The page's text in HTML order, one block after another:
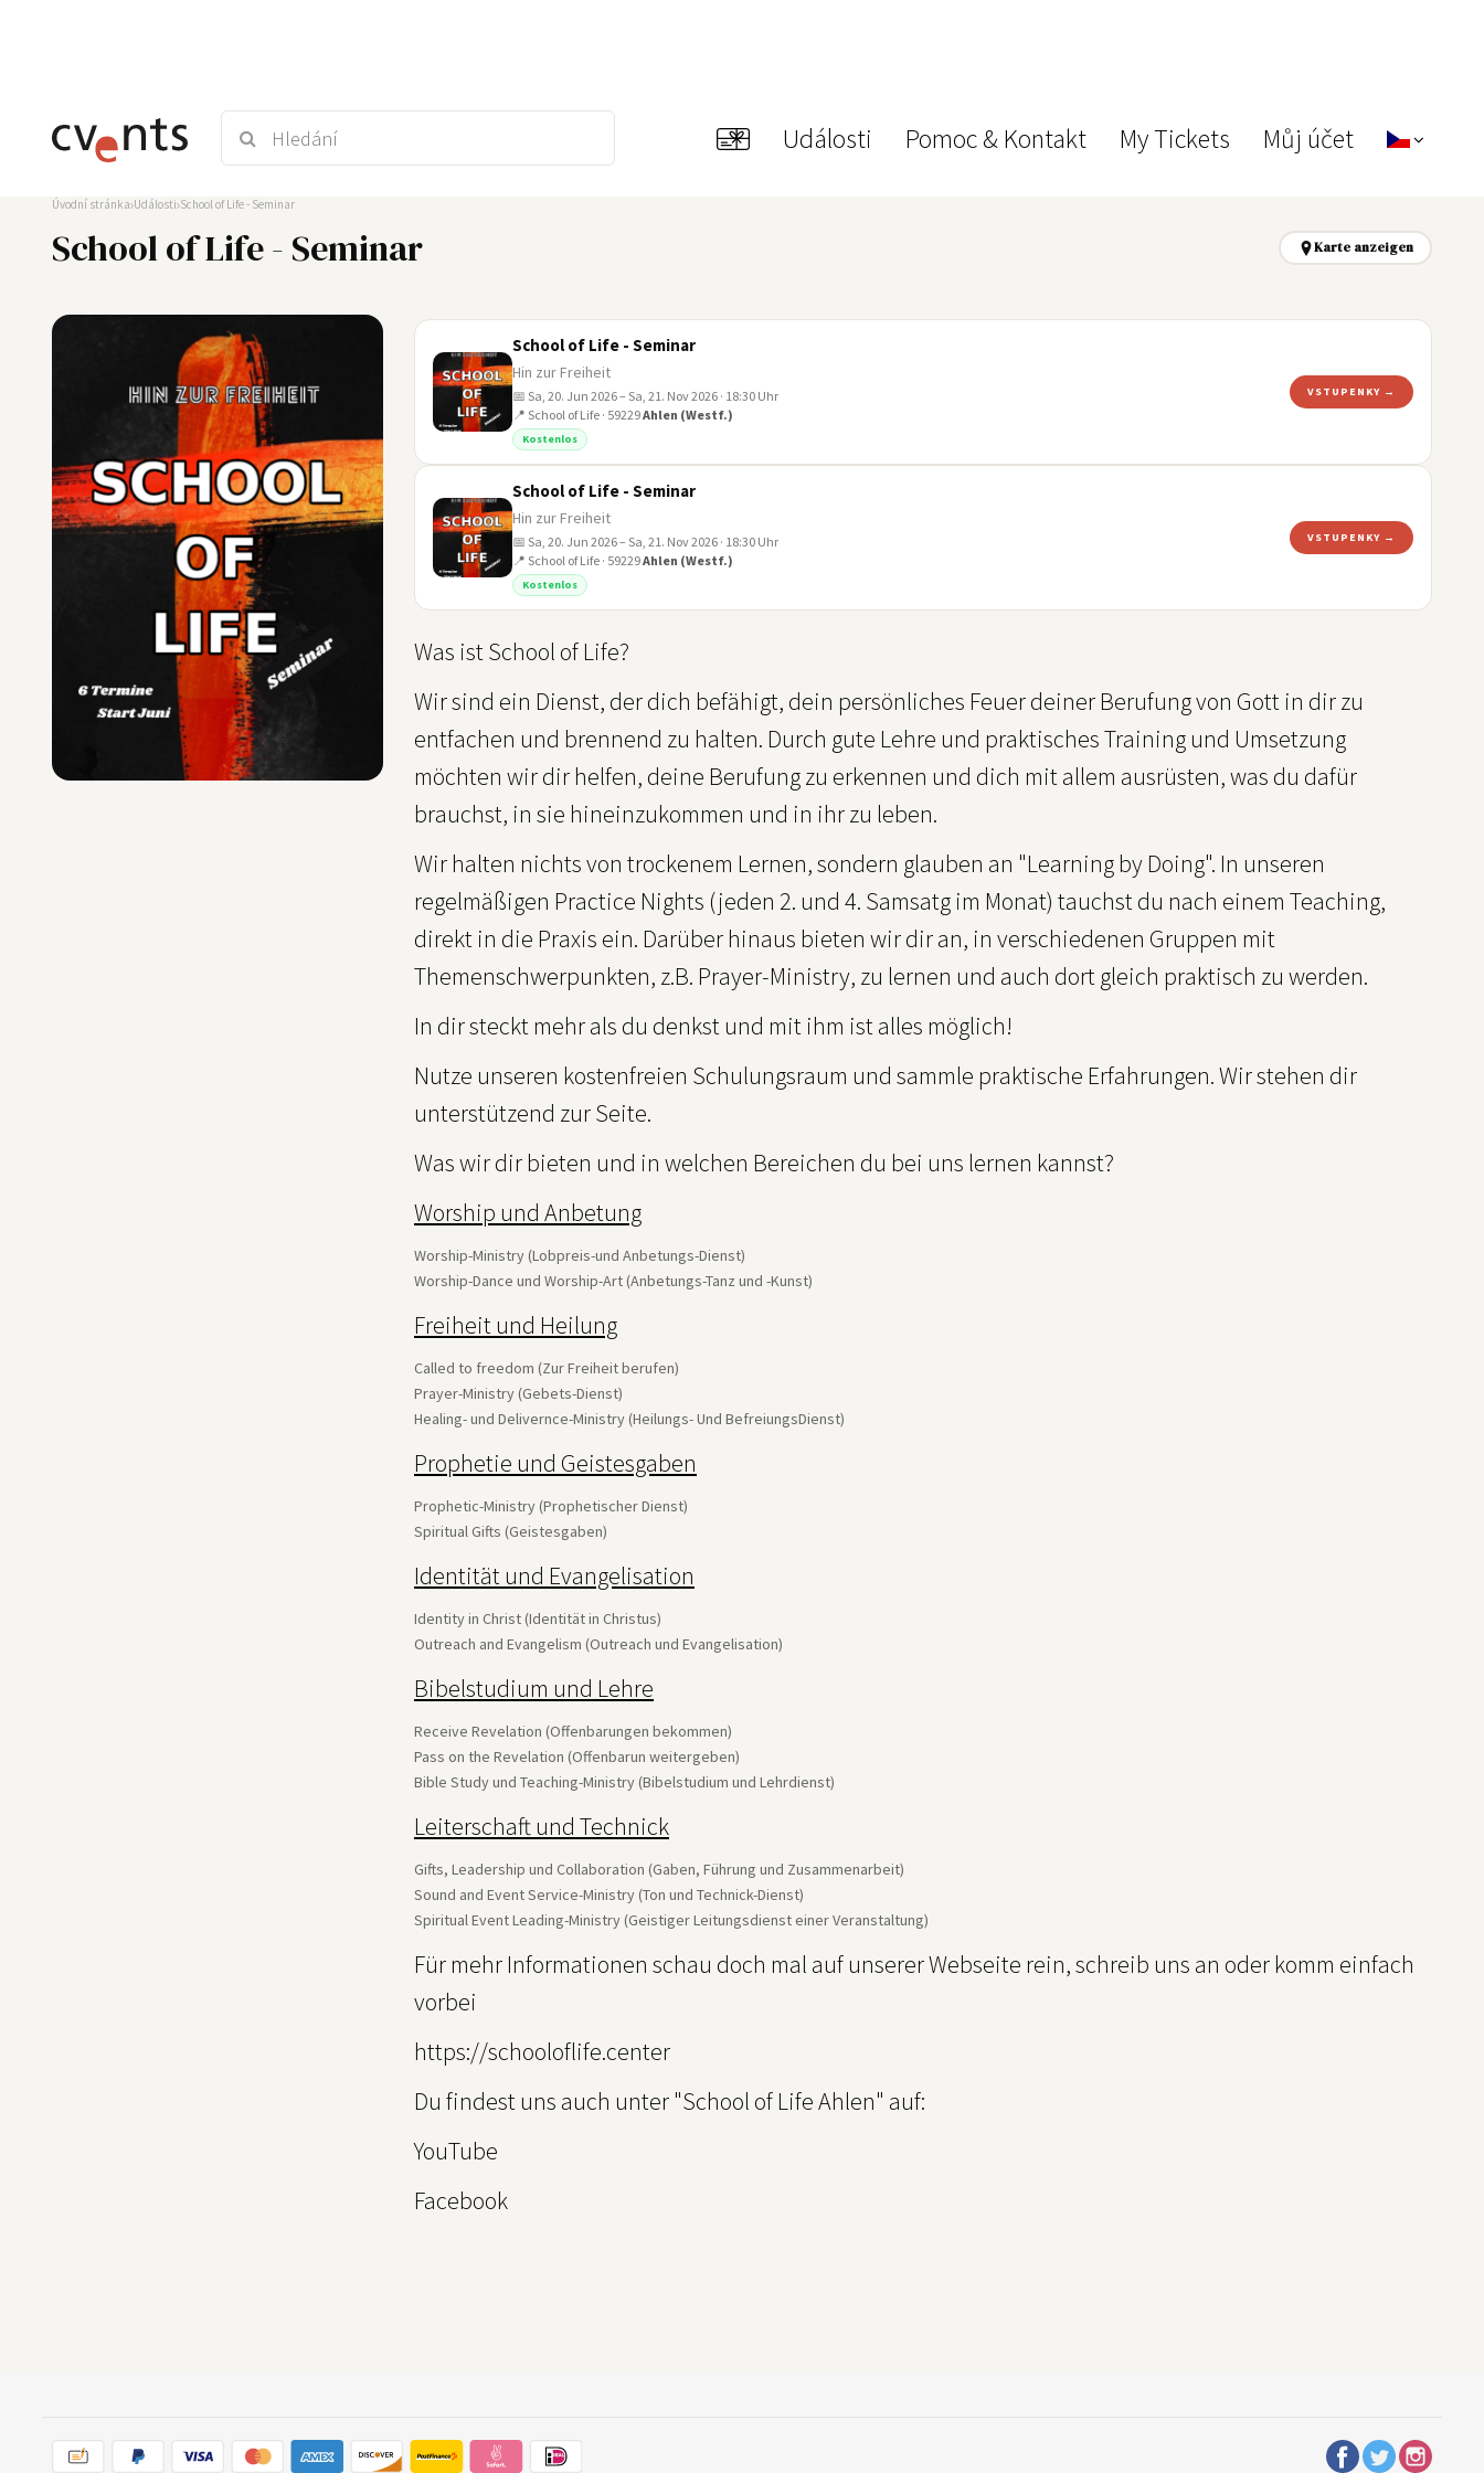
Události Pomoc & Kontakt My Tickets Můj účet
Úvodní stránka Události School of Life - Seminar
School of Life - Seminar Karte anzeigen
School of Life - Seminar
Hin zur Freiheit
📅 Sa, 20. Jun 2026 – Sa, 21. Nov 2026 · 18:30 Uhr
📍 School of Life · 59229Ahlen (Westf.)
Kostenlos
VSTUPENKY →
School of Life - Seminar
Hin zur Freiheit
📅 Sa, 20. Jun 2026 – Sa, 21. Nov 2026 · 18:30 Uhr
📍 School of Life · 59229Ahlen (Westf.)
Kostenlos
VSTUPENKY →
Was ist School of Life?
Wir sind ein Dienst, der dich befähigt, dein persönliches Feuer deiner Berufung von Gott in dir zu
entfachen und brennend zu halten. Durch gute Lehre und praktisches Training und Umsetzung
möchten wir dir helfen, deine Berufung zu erkennen und dich mit allem ausrüsten, was du dafür
brauchst, in sie hineinzukommen und in ihr zu leben.
Wir halten nichts von trockenem Lernen, sondern glauben an "Learning by Doing". In unseren
regelmäßigen Practice Nights (jeden 2. und 4. Samsatg im Monat) tauchst du nach einem Teaching,
direkt in die Praxis ein. Darüber hinaus bieten wir dir an, in verschiedenen Gruppen mit
Themenschwerpunkten, z.B. Prayer-Ministry, zu lernen und auch dort gleich praktisch zu werden.
In dir steckt mehr als du denkst und mit ihm ist alles möglich!
Nutze unseren kostenfreien Schulungsraum und sammle praktische Erfahrungen. Wir stehen dir
unterstützend zur Seite.
Was wir dir bieten und in welchen Bereichen du bei uns lernen kannst?
Worship und Anbetung
Worship-Ministry (Lobpreis-und Anbetungs-Dienst)
Worship-Dance und Worship-Art (Anbetungs-Tanz und -Kunst)
Freiheit und Heilung
Called to freedom (Zur Freiheit berufen)
Prayer-Ministry (Gebets-Dienst)
Healing- und Delivernce-Ministry (Heilungs- Und BefreiungsDienst)
Prophetie und Geistesgaben
Prophetic-Ministry (Prophetischer Dienst)
Spiritual Gifts (Geistesgaben)
Identität und Evangelisation
Identity in Christ (Identität in Christus)
Outreach and Evangelism (Outreach und Evangelisation)
Bibelstudium und Lehre
Receive Revelation (Offenbarungen bekommen)
Pass on the Revelation (Offenbarun weitergeben)
Bible Study und Teaching-Ministry (Bibelstudium und Lehrdienst)
Leiterschaft und Technick
Gifts, Leadership und Collaboration (Gaben, Führung und Zusammenarbeit)
Sound and Event Service-Ministry (Ton und Technick-Dienst)
Spiritual Event Leading-Ministry (Geistiger Leitungsdienst einer Veranstaltung)
Für mehr Informationen schau doch mal auf unserer Webseite rein, schreib uns an oder komm einfach
vorbei
https://schooloflife.center
Du findest uns auch unter "School of Life Ahlen" auf:
YouTube
Facebook